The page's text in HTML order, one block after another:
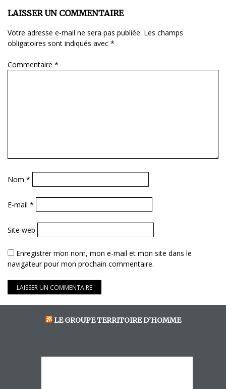
LAISSER UN COMMENTAIRE
Votre adresse e-mail ne sera pas publiée. Les champs
obligatoires sont indiqués avec *
Commentaire *
Nom *
E-mail *
Site web
Enregistrer mon nom, mon e-mail et mon site dans le
navigateur pour mon prochain commentaire.
LE GROUPE TERRITOIRE D’HOMME